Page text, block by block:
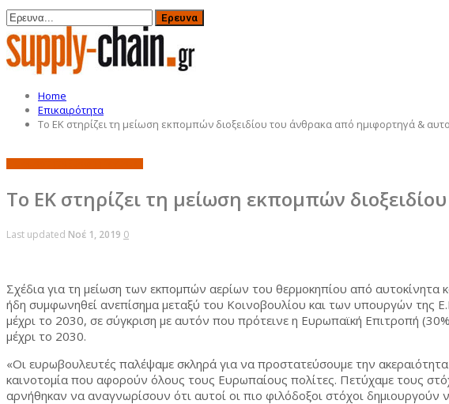
Home
Επικαιρότητα
Το ΕΚ στηρίζει τη μείωση εκπομπών διοξειδίου του άνθρακα από ημιφορτηγά &
Το ΕΚ στηρίζει τη μείωση εκπομπών
Last updated Νοέ 1, 2019 0
Σχέδια για τη μείωση των εκπομπών αερίων του θερμοκηπίου από
ήδη συμφωνηθεί ανεπίσημα μεταξύ του Κοινοβουλίου και των υπουργών
μέχρι το 2030, σε σύγκριση με αυτόν που πρότεινε η Ευρωπαϊκή Επιτροπή
μέχρι το 2030.
«Οι ευρωβουλευτές παλέψαμε σκληρά για να προστατεύσουμε την
καινοτομία που αφορούν όλους τους Ευρωπαίους πολίτες. Πετύχαμε τους
αρνήθηκαν να αναγνωρίσουν ότι αυτοί οι πιο φιλόδοξοι στόχοι δημιουργούν